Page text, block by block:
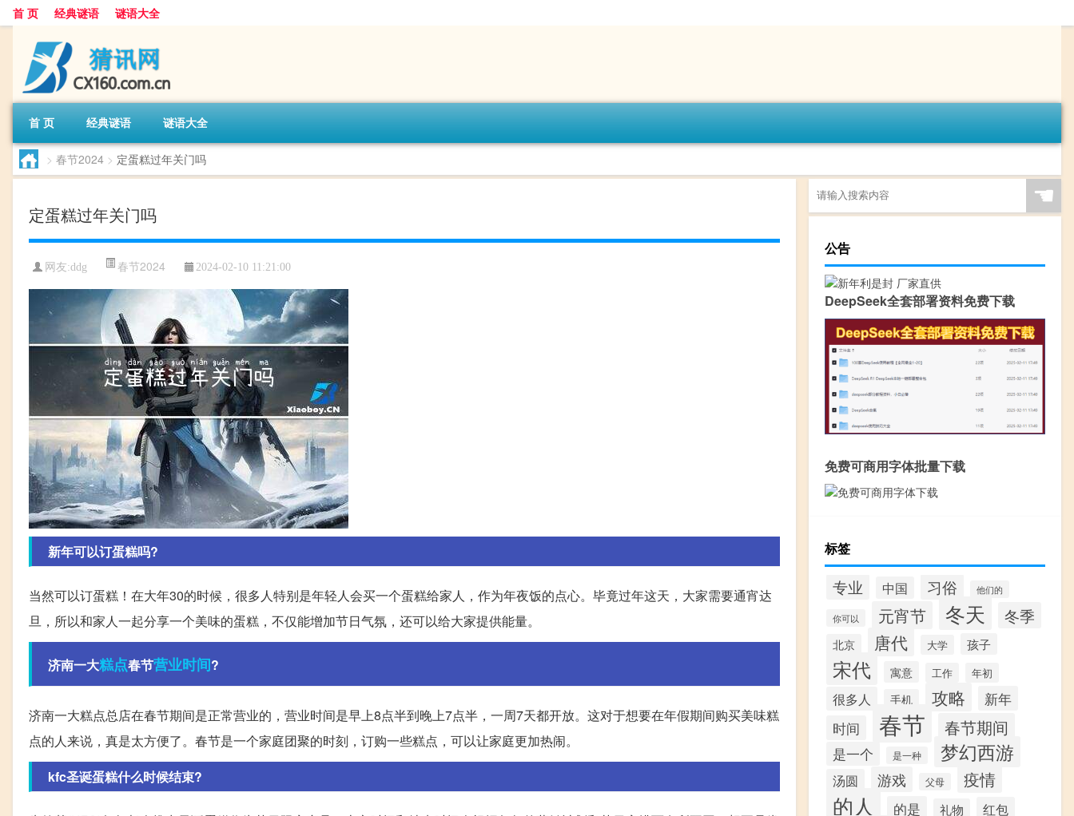
首 页 经典谜语 谜语大全
首 页 经典谜语 谜语大全
> 春节2024 > 定蛋糕过年关门吗
定蛋糕过年关门吗
网友:ddg 春节2024 2024-02-10 11:21:00
新年可以订蛋糕吗?
当然可以订蛋糕！在大年30的时候，很多人特别是年轻人会买一个蛋糕给家人，作为年夜饭的点心。毕竟过年这天，大家需要通宵达
旦，所以和家人一起分享一个美味的蛋糕，不仅能增加节日气氛，还可以给大家提供能量。
济南一大糕点春节营业时间?
济南一大糕点总店在春节期间是正常营业的，营业时间是早上8点半到晚上7点半，一周7天都开放。这对于想要在年假期间购买美味糕
点的人来说，真是太方便了。春节是一个家庭团聚的时刻，订购一些糕点，可以让家庭更加热闹。
kfc圣诞蛋糕什么时候结束?
☚
公告
DeepSeek全套部署资料免费下载
免费可商用字体批量下载
标签
专业 中国 习俗 他们的
你可以 元宵节 冬天 冬季
北京 唐代 大学 孩子
宋代 寓意 工作 年初
很多人 手机 攻略
新年
时间
春节 春节期间
是一个 是一种 梦幻西游
汤圆 游戏 父母 疫情
的人 的是 礼物 红包